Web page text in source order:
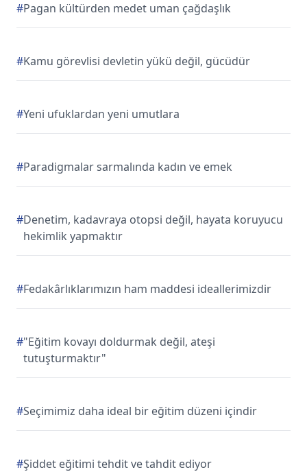
#Pagan kültürden medet uman çağdaşlık
#Kamu görevlisi devletin yükü değil, gücüdür
#Yeni ufuklardan yeni umutlara
#Paradigmalar sarmalında kadın ve emek
#Denetim, kadavraya otopsi değil, hayata koruyucu
hekimlik yapmaktır
#Fedakârlıklarımızın ham maddesi ideallerimizdir
#"Eğitim kovayı doldurmak değil, ateşi
tutuşturmaktır"
#Seçimimiz daha ideal bir eğitim düzeni içindir
#Şiddet eğitimi tehdit ve tahdit ediyor